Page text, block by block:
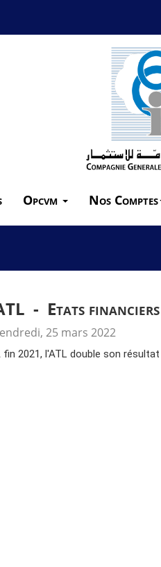
Opcvm Nos Comptes
- Etats
25 mars 2022
fin 2021, l'ATL double son